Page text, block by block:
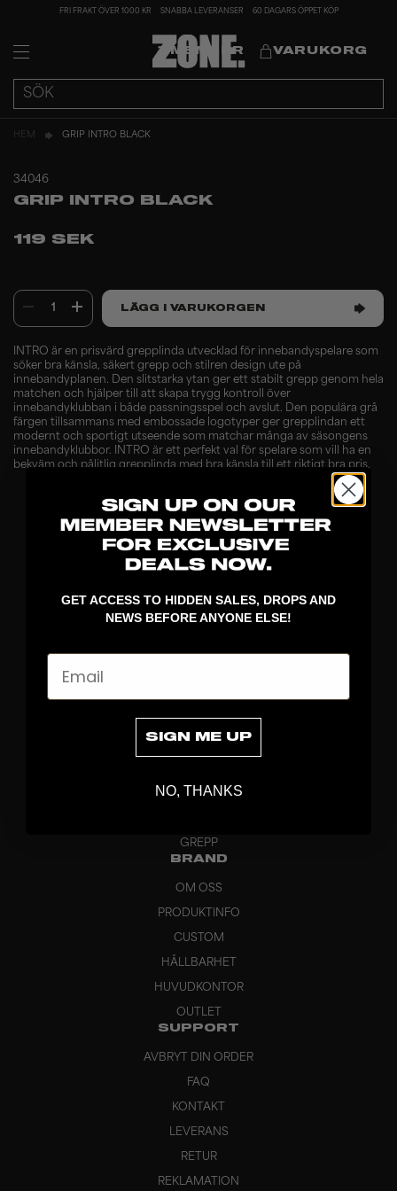
FRI FRAKT ÖVER 1000 KR SNABBA LEVERANSER 60 DAGARS ÖPPET KÖP
MEMBER VARUKORG
HEM GRIP INTRO BLACK
34046
GRIP INTRO BLACK
119 SEK
1 LÄGG I VARUKORGEN
INTRO är en prisvärd grepplinda utvecklad för innebandyspelare som
söker bra känsla, säkert grepp och stilren design ute på
innebandyplanen. Den slitstarka ytan ger ett stabilt grepp genom hela
matchen och hjälper till att skapa trygg kontroll över
innebandyklubban i både passningsspel och avslut. Den populära grå
färgen tillsammans med embossade logotyper ger grepplindan ett
modernt och sportigt utseende som matchar många av säsongens
innebandyklubbor. INTRO är ett perfekt val för spelare som vill ha en
bekväm och pålitlig grepplinda med bra känsla till ett riktigt bra pris.
KLUBBOR
BLAD
KLÄDER
GREPP
BRAND
OM OSS
PRODUKTINFO
CUSTOM
HÅLLBARHET
HUVUDKONTOR
OUTLET
SUPPORT
AVBRYT DIN ORDER
FAQ
KONTAKT
LEVERANS
RETUR
REKLAMATION
GET ACCESS TO HIDDEN SALES, DROPS AND
NEWS BEFORE ANYONE ELSE!
Email
SIGN ME UP
NO, THANKS